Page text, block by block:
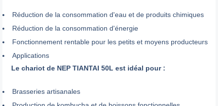
Réduction de la consommation d'eau et de produits chimiques
Réduction de la consommation d'énergie
Fonctionnement rentable pour les petits et moyens producteurs
Applications
Le chariot de NEP TIANTAI 50L est idéal pour :
Brasseries artisanales